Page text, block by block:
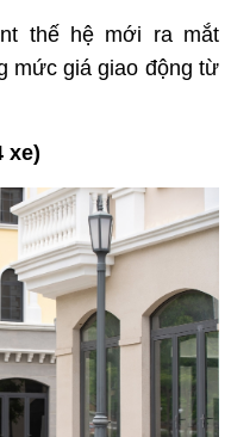
thế hệ mới ra mắt
mức giá giao động từ
xe)